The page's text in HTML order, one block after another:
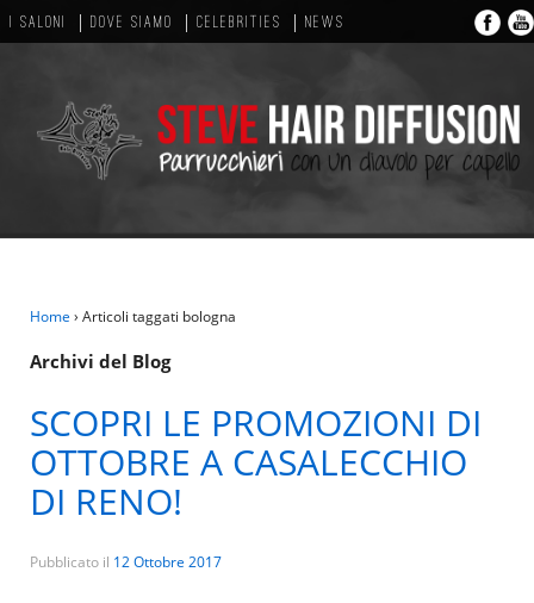
I SALONI DOVE SIAMO CELEBRITIES NEWS
Home › Articoli taggati bologna
Archivi del Blog
SCOPRI LE PROMOZIONI DI
OTTOBRE A CASALECCHIO
DI RENO!
Pubblicato il 12 Ottobre 2017